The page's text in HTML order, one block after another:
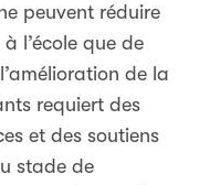
peuvent réduire
l’école que de
de la
requiert des
et des soutiens
stade de